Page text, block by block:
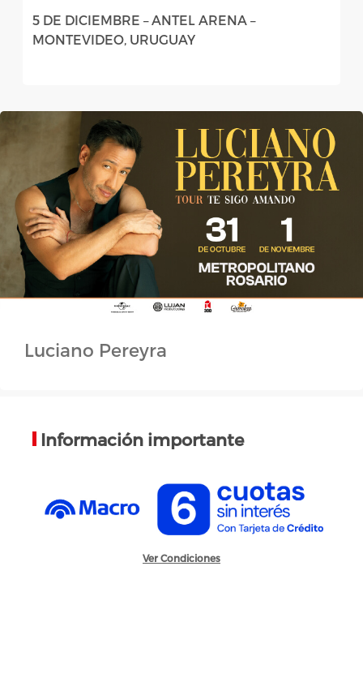
5 DE DICIEMBRE – ANTEL ARENA –
MONTEVIDEO, URUGUAY
Luciano Pereyra
Información importante
Ver Condiciones